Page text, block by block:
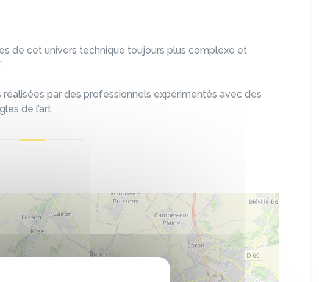
de cet univers technique toujours plus complexe et
réalisées par des professionnels expérimentés avec des
de l’art.